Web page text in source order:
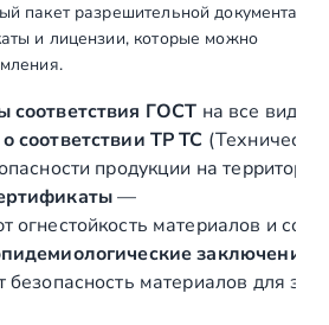
пакет разрешительной
и лицензии, которые можно
соответствия ГОСТ на все виды
соответствии ТР ТС
продукции на
—
огнестойкость материалов и
заключения
безопасность материалов для